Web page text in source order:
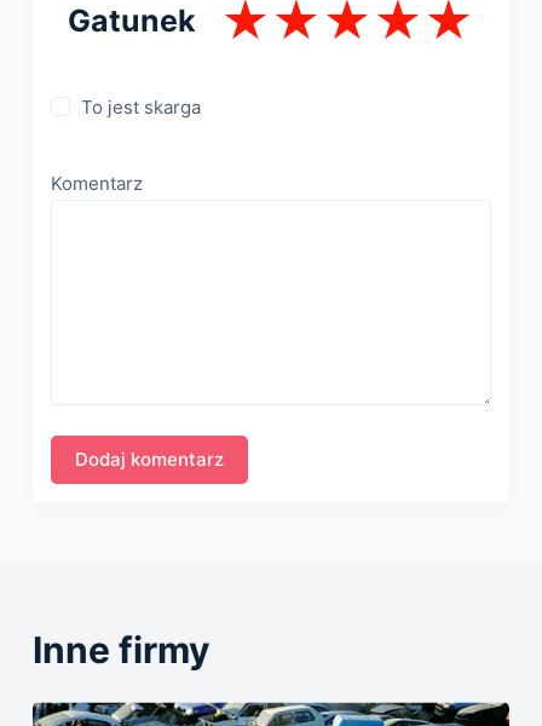
Gatunek
To jest skarga
Komentarz
Inne firmy